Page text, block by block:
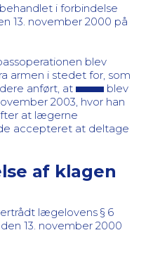
i forbindelse
13. november 2000 på
blev
armen i stedet for, som
anført, at
blev
2003, hvor han
at lægerne
accepteret at deltage
af klagen
lægelovens § 6
den 13. november 2000